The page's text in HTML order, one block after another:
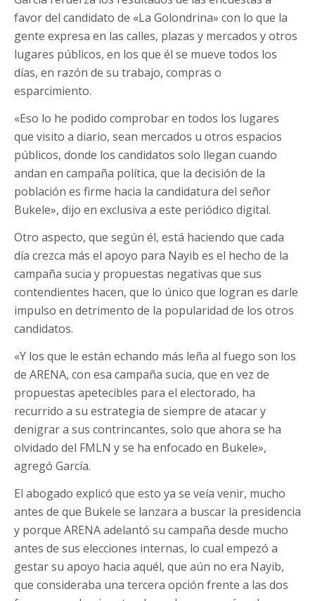
favor del candidato de «La Golondrina» con lo que la
gente expresa en las calles, plazas y mercados y otros
lugares públicos, en los que él se mueve todos los
días, en razón de su trabajo, compras o
esparcimiento.
«Eso lo he podido comprobar en todos los lugares
que visito a diario, sean mercados u otros espacios
públicos, donde los candidatos solo llegan cuando
andan en campaña política, que la decisión de la
población es firme hacia la candidatura del señor
Bukele», dijo en exclusiva a este periódico digital.
Otro aspecto, que según él, está haciendo que cada
día crezca más el apoyo para Nayib es el hecho de la
campaña sucia y propuestas negativas que sus
contendientes hacen, que lo único que logran es darle
impulso en detrimento de la popularidad de los otros
candidatos.
«Y los que le están echando más leña al fuego son los
de ARENA, con esa campaña sucia, que en vez de
propuestas apetecibles para el electorado, ha
recurrido a su estrategia de siempre de atacar y
denigrar a sus contrincantes, solo que ahora se ha
olvidado del FMLN y se ha enfocado en Bukele»,
agregó García.
El abogado explicó que esto ya se veía venir, mucho
antes de que Bukele se lanzara a buscar la presidencia
y porque ARENA adelantó su campaña desde mucho
antes de sus elecciones internas, lo cual empezó a
gestar su apoyo hacia aquél, que aún no era Nayib,
que consideraba una tercera opción frente a las dos